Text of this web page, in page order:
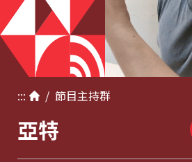
::: / 節目主持群
亞特